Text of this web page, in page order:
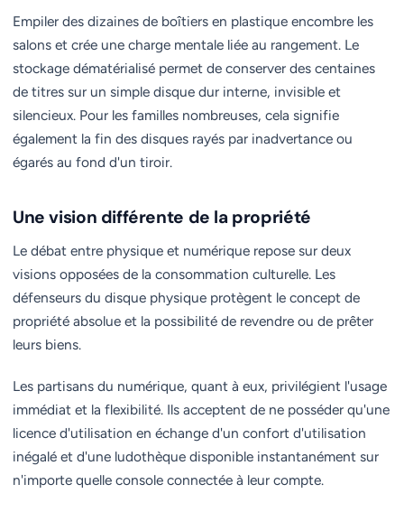
Empiler des dizaines de boîtiers en plastique encombre les
salons et crée une charge mentale liée au rangement. Le
stockage dématérialisé permet de conserver des centaines
de titres sur un simple disque dur interne, invisible et
silencieux. Pour les familles nombreuses, cela signifie
également la fin des disques rayés par inadvertance ou
égarés au fond d'un tiroir.
Une vision différente de la propriété
Le débat entre physique et numérique repose sur deux
visions opposées de la consommation culturelle. Les
défenseurs du disque physique protègent le concept de
propriété absolue et la possibilité de revendre ou de prêter
leurs biens.
Les partisans du numérique, quant à eux, privilégient l'usage
immédiat et la flexibilité. Ils acceptent de ne posséder qu'une
licence d'utilisation en échange d'un confort d'utilisation
inégalé et d'une ludothèque disponible instantanément sur
n'importe quelle console connectée à leur compte.